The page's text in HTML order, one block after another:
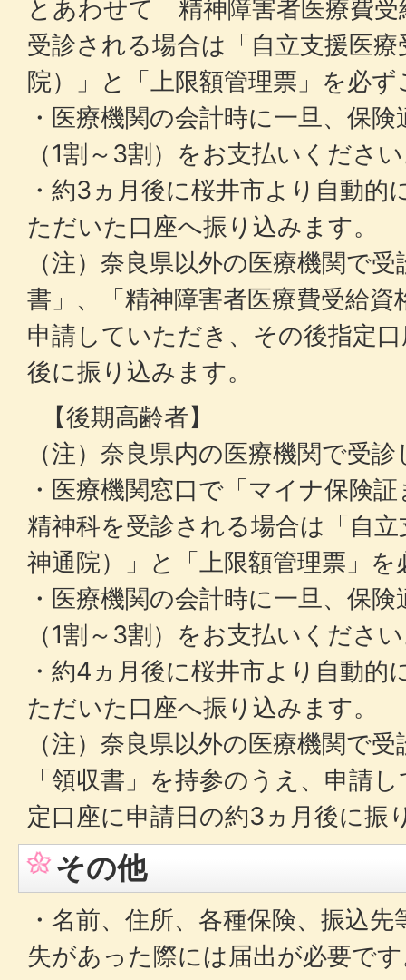
とあわせて「精神障害者医療費
受診される場合は「自立支援医
院）」と「上限額管理票」を必
・医療機関の会計時に一旦、保
（1割～3割）をお支払いくださ
・約3ヵ月後に桜井市より自動的
ただいた口座へ振り込みます。
（注）奈良県以外の医療機関で
書」、「精神障害者医療費受給
申請していただき、その後指定
後に振り込みます。
【後期高齢者】
（注）奈良県内の医療機関で受
・医療機関窓口で「マイナ保険
精神科を受診される場合は「自
神通院）」と「上限額管理票」
・医療機関の会計時に一旦、保
（1割～3割）をお支払いくださ
・約4ヵ月後に桜井市より自動的
ただいた口座へ振り込みます。
（注）奈良県以外の医療機関で
「領収書」を持参のうえ、申請
定口座に申請日の約3ヵ月後に
その他
・名前、住所、各種保険、振込
失があった際には届出が必要で